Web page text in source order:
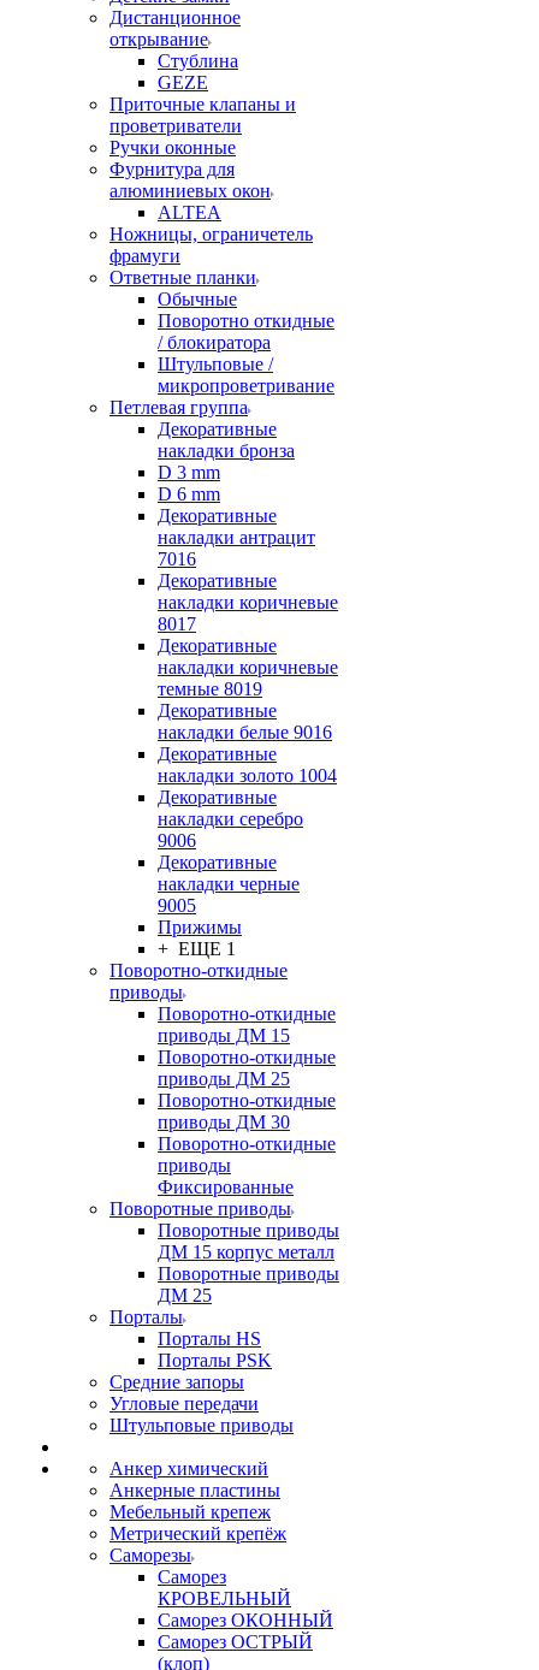
Дистанционное
открывание
Стублина
GEZE
Приточные клапаны и
проветриватели
Ручки оконные
Фурнитура для
алюминиевых окон
ALTEA
Ножницы, ограничетель
фрамуги
Ответные планки
Обычные
Поворотно откидные
/ блокиратора
Штульповые /
микропроветривание
Петлевая группа
Декоративные
накладки бронза
D 3 mm
D 6 mm
Декоративные
накладки антрацит
7016
Декоративные
накладки коричневые
8017
Декоративные
накладки коричневые
темные 8019
Декоративные
накладки белые 9016
Декоративные
накладки золото 1004
Декоративные
накладки серебро
9006
Декоративные
накладки черные
9005
Прижимы
+ ЕЩЕ 1
Поворотно-откидные
приводы
Поворотно-откидные
приводы ДМ 15
Поворотно-откидные
приводы ДМ 25
Поворотно-откидные
приводы ДМ 30
Поворотно-откидные
приводы
Фиксированные
Поворотные приводы
Поворотные приводы
ДМ 15 корпус металл
Поворотные приводы
ДМ 25
Порталы
Порталы HS
Порталы PSK
Средние запоры
Угловые передачи
Штульповые приводы
Анкер химический
Анкерные пластины
Мебельный крепеж
Метрический крепёж
Саморезы
Саморез
КРОВЕЛЬНЫЙ
Саморез ОКОННЫЙ
Саморез ОСТРЫЙ
(клоп)